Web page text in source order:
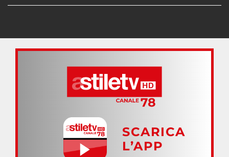
SCARICA
L’APP